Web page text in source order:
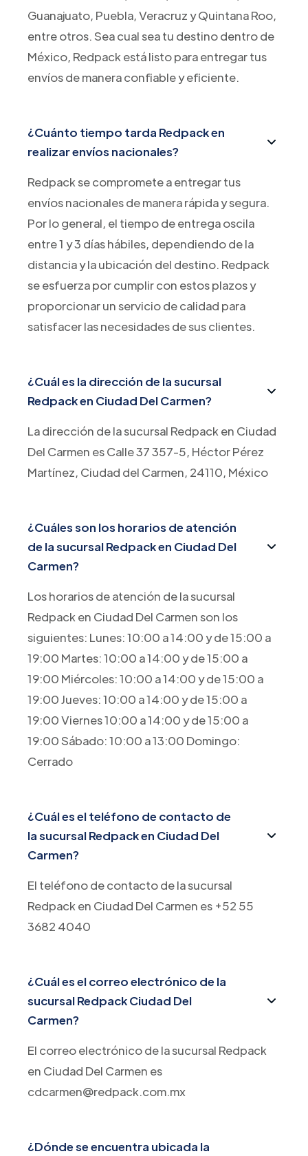
Guanajuato, Puebla, Veracruz y Quintana Roo,
entre otros. Sea cual sea tu destino dentro de
México, Redpack está listo para entregar tus
envíos de manera confiable y eficiente.
¿Cuánto tiempo tarda Redpack en
realizar envíos nacionales?
Redpack se compromete a entregar tus
envíos nacionales de manera rápida y segura.
Por lo general, el tiempo de entrega oscila
entre 1 y 3 días hábiles, dependiendo de la
distancia y la ubicación del destino. Redpack
se esfuerza por cumplir con estos plazos y
proporcionar un servicio de calidad para
satisfacer las necesidades de sus clientes.
¿Cuál es la dirección de la sucursal
Redpack en Ciudad Del Carmen?
La dirección de la sucursal Redpack en Ciudad
Del Carmen es Calle 37 357-5, Héctor Pérez
Martínez, Ciudad del Carmen, 24110, México
¿Cuáles son los horarios de atención
de la sucursal Redpack en Ciudad Del
Carmen?
Los horarios de atención de la sucursal
Redpack en Ciudad Del Carmen son los
siguientes: Lunes: 10:00 a 14:00 y de 15:00 a
19:00 Martes: 10:00 a 14:00 y de 15:00 a
19:00 Miércoles: 10:00 a 14:00 y de 15:00 a
19:00 Jueves: 10:00 a 14:00 y de 15:00 a
19:00 Viernes 10:00 a 14:00 y de 15:00 a
19:00 Sábado: 10:00 a 13:00 Domingo:
Cerrado
¿Cuál es el teléfono de contacto de
la sucursal Redpack en Ciudad Del
Carmen?
El teléfono de contacto de la sucursal
Redpack en Ciudad Del Carmen es +52 55
3682 4040
¿Cuál es el correo electrónico de la
sucursal Redpack Ciudad Del
Carmen?
El correo electrónico de la sucursal Redpack
en Ciudad Del Carmen es
cdcarmen@redpack.com.mx
¿Dónde se encuentra ubicada la